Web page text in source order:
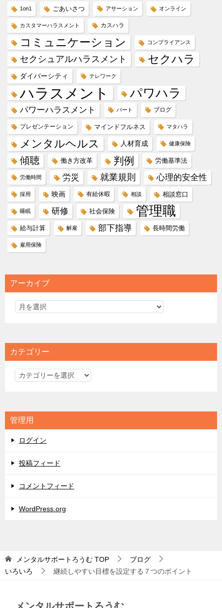
1on1 ごあいさつ アサーション オンライン
カスタマーハラスメント カスハラ
コミュニケーション コンプライアンス
セクシュアルハラスメント セクハラ
ダイバーシティ テレワーク
ハラスメント パワハラ
パワーハラスメント パート ブログ
プレゼンテーション マインドフルネス マタハラ
メンタルヘルス 人材育成 健康保険
傾聴 働き方改革 判例 労働基準法
労働時間 労災 就業規則 心理的安全性
採用 映画 有給休暇 相談 相談窓口
睡眠 研修 社会保険 管理職
給与計算 解雇 部下指導 長時間労働
雇用保険
アーカイブ
カテゴリー
カ
リ
ー
管理用
ログイン
投稿フィード
コメントフィード
WordPress.org
メンタルサポートろうむ TOP
ブログ
いろいろ
継続しやすい目標を設定する７つのポイント